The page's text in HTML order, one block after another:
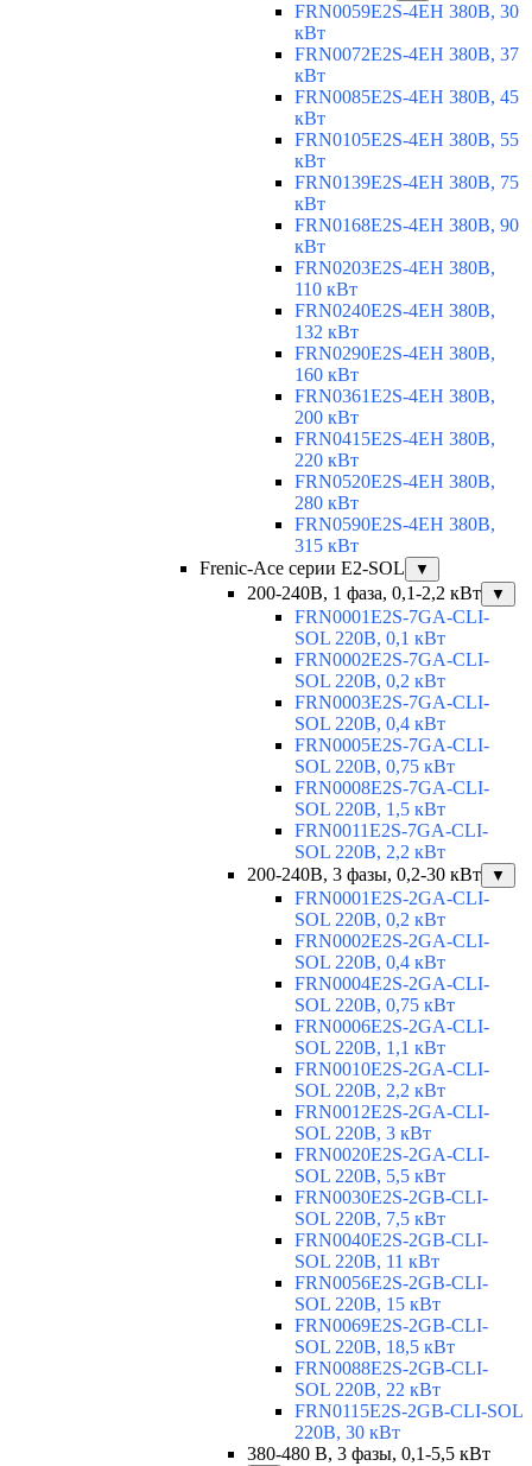
FRN0059E2S-4EH 380В, 30
кВт
FRN0072E2S-4EH 380В, 37
кВт
FRN0085E2S-4EH 380В, 45
кВт
FRN0105E2S-4EH 380В, 55
кВт
FRN0139E2S-4EH 380В, 75
кВт
FRN0168E2S-4EH 380В, 90
кВт
FRN0203E2S-4EH 380В,
110 кВт
FRN0240E2S-4EH 380В,
132 кВт
FRN0290E2S-4EH 380В,
160 кВт
FRN0361E2S-4EH 380В,
200 кВт
FRN0415E2S-4EH 380В,
220 кВт
FRN0520E2S-4EH 380В,
280 кВт
FRN0590E2S-4EH 380В,
315 кВт
Frenic-Ace серии E2-SOL
▼
200-240В, 1 фаза, 0,1-2,2 кВт ▼
FRN0001E2S-7GA-CLI-
SOL 220В, 0,1 кВт
FRN0002E2S-7GA-CLI-
SOL 220В, 0,2 кВт
FRN0003E2S-7GA-CLI-
SOL 220В, 0,4 кВт
FRN0005E2S-7GA-CLI-
SOL 220В, 0,75 кВт
FRN0008E2S-7GA-CLI-
SOL 220В, 1,5 кВт
FRN0011E2S-7GA-CLI-
SOL 220В, 2,2 кВт
200-240В, 3 фазы, 0,2-30 кВт
▼
FRN0001E2S-2GA-CLI-
SOL 220В, 0,2 кВт
FRN0002E2S-2GA-CLI-
SOL 220В, 0,4 кВт
FRN0004E2S-2GA-CLI-
SOL 220В, 0,75 кВт
FRN0006E2S-2GA-CLI-
SOL 220В, 1,1 кВт
FRN0010E2S-2GA-CLI-
SOL 220В, 2,2 кВт
FRN0012E2S-2GA-CLI-
SOL 220В, 3 кВт
FRN0020E2S-2GA-CLI-
SOL 220В, 5,5 кВт
FRN0030E2S-2GB-CLI-
SOL 220В, 7,5 кВт
FRN0040E2S-2GB-CLI-
SOL 220В, 11 кВт
FRN0056E2S-2GB-CLI-
SOL 220В, 15 кВт
FRN0069E2S-2GB-CLI-
SOL 220В, 18,5 кВт
FRN0088E2S-2GB-CLI-
SOL 220В, 22 кВт
FRN0115E2S-2GB-CLI-SOL
220В, 30 кВт
380-480 В, 3 фазы, 0,1-5,5 кВт